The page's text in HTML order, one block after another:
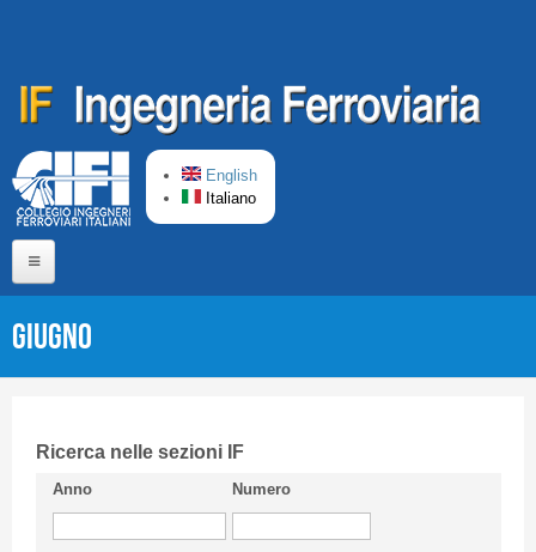
English
Italiano
CIFI in breve
Linee Guida
Giugno
Ricerca nelle sezioni IF
Anno Numero